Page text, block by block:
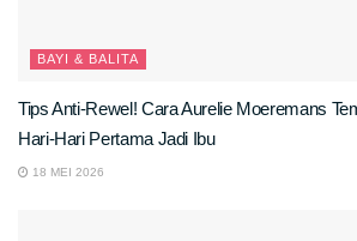
BAYI & BALITA
Tips Anti-Rewel! Cara Aurelie Moeremans
Hari-Hari Pertama Jadi Ibu
18 MEI 2026